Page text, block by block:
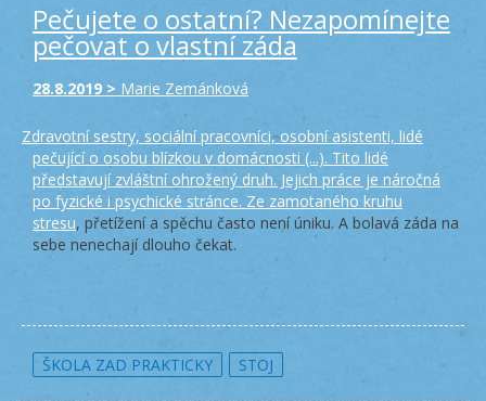
Pečujete o ostatní? Nezapomínejte
pečovat o vlastní záda
28.8.2019 > Marie Zemánková
Zdravotní sestry, sociální pracovníci, osobní asistenti, lidé
pečující o osobu blízkou v domácnosti (...). Tito lidé
představují zvláštní ohrožený druh. Jejich práce je náročná
po fyzické i psychické stránce. Ze zamotaného kruhu
stresu, přetížení a spěchu často není úniku. A bolavá záda na
sebe nenechají dlouho čekat.
ŠKOLA ZAD PRAKTICKY STOJ